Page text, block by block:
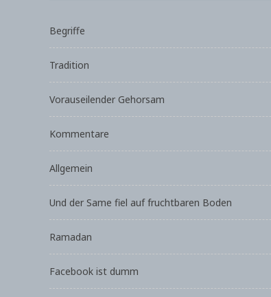
Begriffe
Tradition
Vorauseilender Gehorsam
Kommentare
Allgemein
Und der Same fiel auf fruchtbaren Boden
Ramadan
Facebook ist dumm